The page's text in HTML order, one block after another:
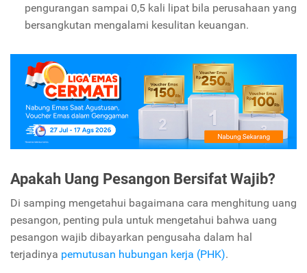
pengurangan sampai 0,5 kali lipat bila perusahaan yang
bersangkutan mengalami kesulitan keuangan.
Apakah Uang Pesangon Bersifat Wajib?
Di samping mengetahui bagaimana cara menghitung uang
pesangon, penting pula untuk mengetahui bahwa uang
pesangon wajib dibayarkan pengusaha dalam hal
terjadinya pemutusan hubungan kerja (PHK).